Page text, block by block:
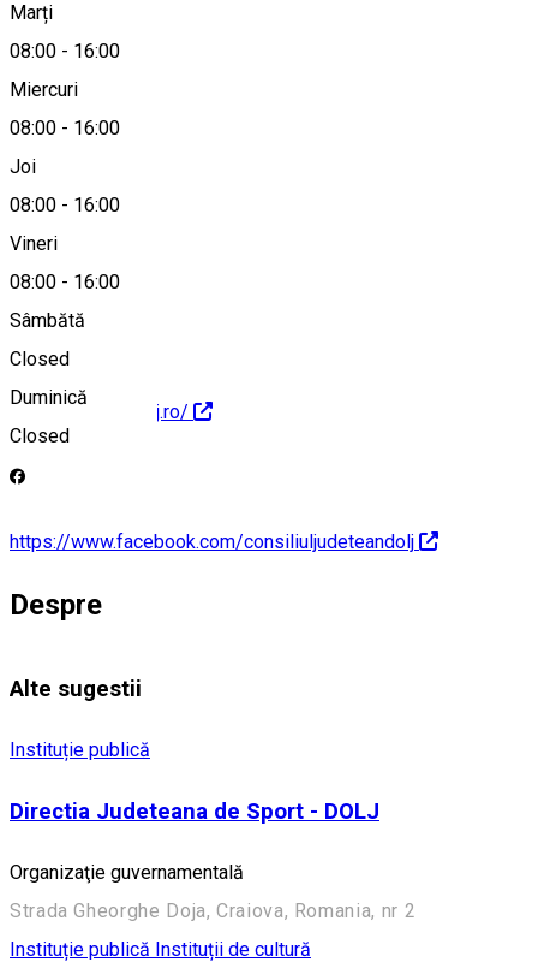
Marți
08:00 - 16:00
Miercuri
08:00 - 16:00
Joi
08:00 - 16:00
Vineri
08:00 - 16:00
Sâmbătă
Closed
Duminică
Closed
Hartă
presa@cjdolj.ro
https://www.cjdolj.ro/
https://www.facebook.com/consiliuljudeteandolj
Despre
Alte sugestii
Instituție publică
Directia Judeteana de Sport - DOLJ
Organizaţie guvernamentală
Strada Gheorghe Doja, Craiova, Romania, nr 2
Instituție publică Instituții de cultură